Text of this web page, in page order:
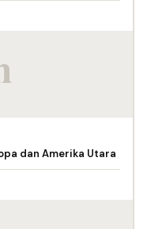
dan Amerika Utara